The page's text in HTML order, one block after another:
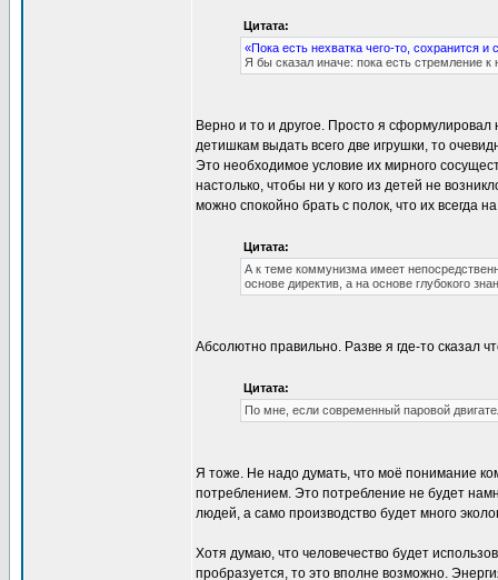
Цитата:
«Пока есть нехватка чего-то, сохранится и
Я бы сказал иначе: пока есть стремление
Верно и то и другое. Просто я
детишкам выдать всего две игрушки, то
Это необходимое условие их мирного
настолько, чтобы ни у кого из детей не
можно спокойно брать с полок, что их всегда на
Цитата:
А к теме коммунизма имеет
основе директив, а на основе глубокого
Абсолютно правильно. Разве я где-то сказал
Цитата:
По мне, если современный паровой
Я тоже. Не надо думать, что моё понимание
потреблением. Это потребление не будет
людей, а само производство будет много
Хотя думаю, что человечество будет
пробразуется, то это вполне возможно.